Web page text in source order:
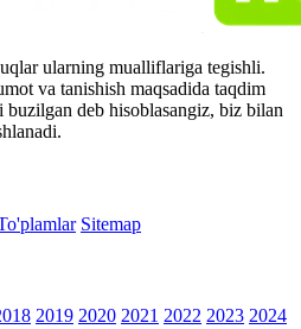
ularning mualliflariga tegishli.
va tanishish maqsadida taqdim
deb hisoblasangiz, biz bilan
Sitemap
2019 2020 2021 2022 2023 2024